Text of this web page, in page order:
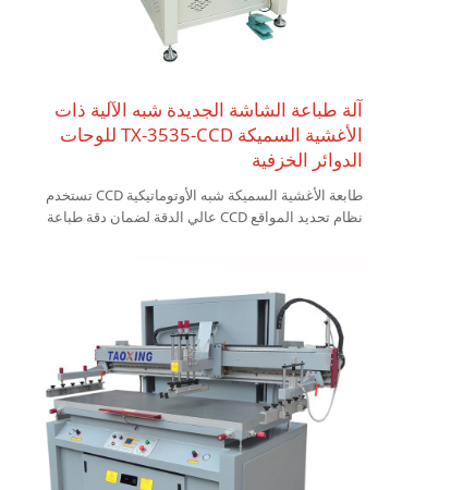
آلة طباعة الشاشة الجديدة شبه الآلية ذات
الأغشية السميكة TX-3535-CCD للوحات
الدوائر الخزفية
طابعة الأغشية السميكة شبه الأوتوماتيكية CCD تستخدم
نظام تحديد المواقع CCD عالي الدقة لضمان دقة طباعة